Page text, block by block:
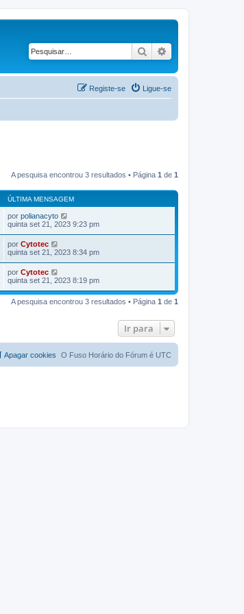
Pesquisar
Ligue-se
Registe-se
A pesquisa encontrou 3 resultados • Página 1 de 1
ÚLTIMA MENSAGEM
por polianacyto
quinta set 21, 2023 9:23 pm
por Cytotec
quinta set 21, 2023 8:34 pm
por Cytotec
quinta set 21, 2023 8:19 pm
A pesquisa encontrou 3 resultados • Página 1 de 1
Ir para
O Fuso Horário do Fórum é UTC
Apagar cookies